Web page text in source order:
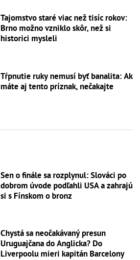
Tajomstvo staré viac než tisíc rokov:
Brno možno vzniklo skôr, než si
historici mysleli
Tŕpnutie ruky nemusí byť banalita: Ak
máte aj tento príznak, nečakajte
Sen o finále sa rozplynul: Slováci po
dobrom úvode podľahli USA a zahrajú
si s Fínskom o bronz
Chystá sa neočakávaný presun
Uruguajčana do Anglicka? Do
Liverpoolu mieri kapitán Barcelony